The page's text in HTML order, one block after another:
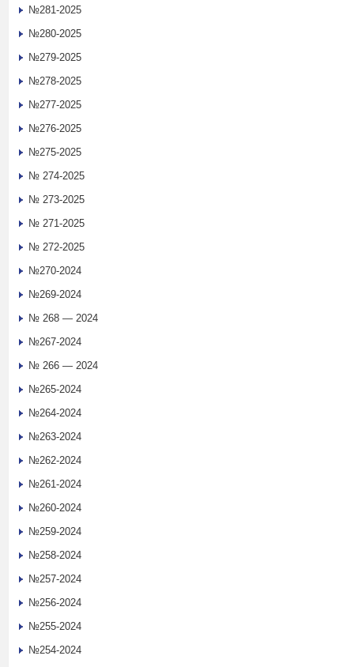
№281-2025
№280-2025
№279-2025
№278-2025
№277-2025
№276-2025
№275-2025
№ 274-2025
№ 273-2025
№ 271-2025
№ 272-2025
№270-2024
№269-2024
№ 268 — 2024
№267-2024
№ 266 — 2024
№265-2024
№264-2024
№263-2024
№262-2024
№261-2024
№260-2024
№259-2024
№258-2024
№257-2024
№256-2024
№255-2024
№254-2024